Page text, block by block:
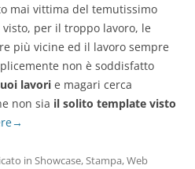
mai vittima del temutissimo
visto, per il troppo lavoro, le
più vicine ed il lavoro sempre
non è soddisfatto
lavori e magari cerca
non sia il solito template visto
→
in Showcase,Stampa,Web